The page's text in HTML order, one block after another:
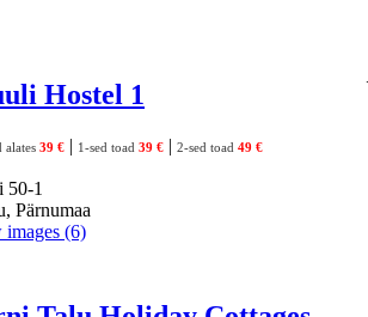
Hostel 1
alates 39 € | 1-sed toad 39 € | 2-sed toad 49 €
50-1
Pärnumaa
images (6)